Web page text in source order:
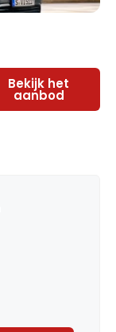
Bekijk het
aanbod